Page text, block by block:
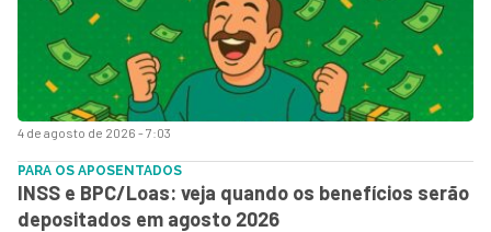
4 de agosto de 2026 - 7:03
PARA OS APOSENTADOS
INSS e BPC/Loas: veja quando os benefícios serão
depositados em agosto 2026